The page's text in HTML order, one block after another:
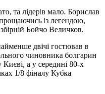
та лідерів мало. Борислав
із легендою,
Бойчо Величков.
двічі гостював в
чиновника болгарин
Києві, а у середині 80-х
1/8 фіналу Кубка